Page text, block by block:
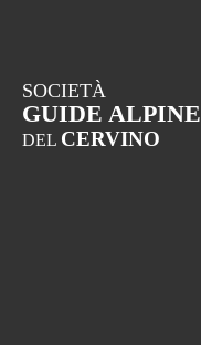
SOCIETÀ
GUIDE ALPINE
DEL CERVINO